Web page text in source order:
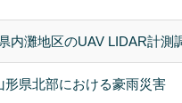
内灘地区のUAV LIDAR計測
県北部における豪雨災害